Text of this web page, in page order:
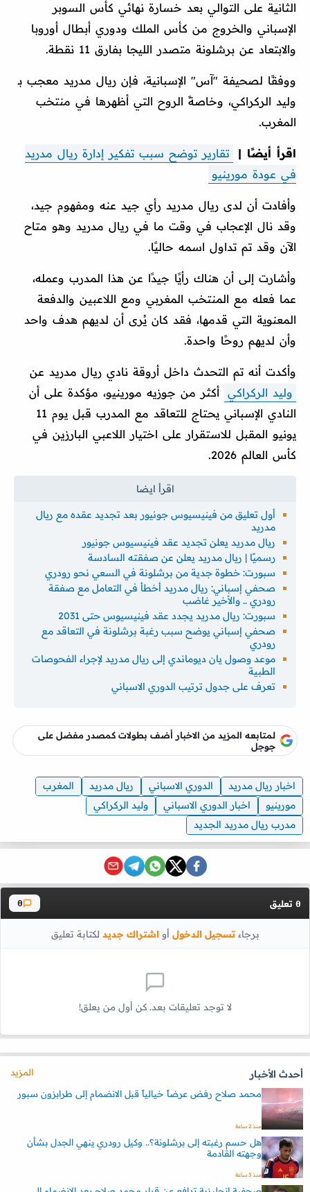
الثانية على التوالي بعد خسارة نهائي كأس السوبر
الإسباني والخروج من كأس الملك ودوري أبطال أوروبا
والابتعاد عن برشلونة متصدر الليجا بفارق 11 نقطة.
ووفقًا لصحيفة "آس" الإسبانية، فإن ريال مدريد معجب بـ
وليد الركراكي، وخاصةً الروح التي أظهرها في منتخب
المغرب.
اقرأ أيضًا |
تقارير توضح سبب تفكير إدارة ريال مدريد
في عودة مورينيو
وأفادت أن لدى ريال مدريد رأي جيد عنه ومفهوم جيد،
وقد نال الإعجاب في وقت ما في ريال مدريد وهو متاح
الآن وقد تم تداول اسمه حاليًا.
وأشارت إلى أن هناك رأيًا جيدًا عن هذا المدرب وعمله،
عما فعله مع المنتخب المغربي ومع اللاعبين والدفعة
المعنوية التي قدمها، فقد كان يُرى أن لديهم هدف واحد
وأن لديهم روحًا واحدة.
وأكدت أنه تم التحدث داخل أروقة نادي ريال مدريد عن
وليد الركراكي
أكثر من جوزيه مورينيو، مؤكدة على أن
النادي الإسباني يحتاج للتعاقد مع المدرب قبل يوم 11
يونيو المقبل للاستقرار على اختيار اللاعبي البارزين في
كأس العالم 2026.
أول تعليق من فينيسيوس جونيور بعد تجديد عقده مع ريال
مدريد
ريال مدريد يعلن تجديد عقد فينيسيوس جونيور
رسميًا | ريال مدريد يعلن عن صفقته السادسة
سبورت: خطوة جدية من برشلونة في السعي نحو رودري
صحفي إسباني: ريال مدريد أخطأ في التعامل مع صفقة
رودري .. والأخير غاضب
سبورت: ريال مدريد يجدد عقد فينيسيوس حتى 2031
صحفي إسباني يوضح سبب رغبة برشلونة في التعاقد مع
رودري
موعد وصول يان ديوماندي إلى ريال مدريد لإجراء الفحوصات
الطبية
تعرف على جدول ترتيب الدوري الاسباني
لمتابعه المزيد من الاخبار أضف بطولات كمصدر مفضل على
جوجل
اخبار ريال مدريد الدوري الاسباني ريال مدريد
المغرب
مورينيو
اخبار الدوري الاسباني
وليد الركراكي
مدرب ريال مدريد الجديد
0 تعليق 0
برجاءتسجيل الدخول أواشتراك جديد لكتابة تعليق
لا توجد تعليقات بعد. كن أول من يعلق!
أحدث الأخبار
المزيد
محمد صلاح رفض عرضاً خيالياً قبل الانضمام إلى طرابزون سبور
منذ 2 ساعة
هل حسم رغبته إلى برشلونة؟.. وكيل رودري ينهي الجدل بشأن
وجهته القادمة
منذ 3 ساعة